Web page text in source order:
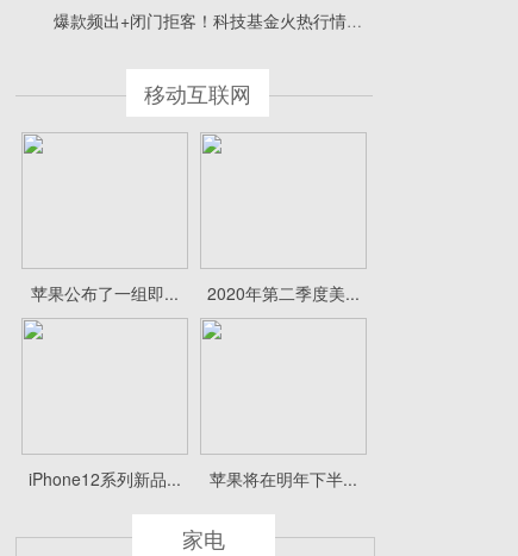
爆款频出+闭门拒客！科技基金火热行情下 公募基金如何布局？
移动互联网
苹果公布了一组即... 2020年第二季度美...
iPhone12系列新品... 苹果将在明年下半...
家电